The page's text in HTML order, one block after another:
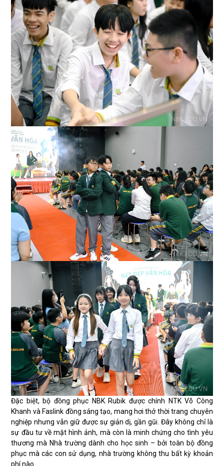
Đặc biệt, bộ đồng phục NBK Rubik được chính NTK Võ Công
Khanh và Faslink đồng sáng tạo, mang hơi thở thời trang chuyên
nghiệp nhưng vẫn giữ được sự giản dị, gần gũi. Đây không chỉ là
sự đầu tư về mặt hình ảnh, mà còn là minh chứng cho tình yêu
thương mà Nhà trường dành cho học sinh – bởi toàn bộ đồng
phục mà các con sử dụng, nhà trường không thu bất kỳ khoản
phí nào.